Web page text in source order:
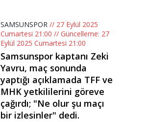
SAMSUNSPOR // 27 Eylül 2025
Cumartesi 21:00 // Güncelleme: 27
Eylül 2025 Cumartesi 21:00
Samsunspor kaptanı Zeki
Yavru, maç sonunda
yaptığı açıklamada TFF ve
MHK yetkililerini göreve
çağırdı; "Ne olur şu maçı
bir izlesinler" dedi.